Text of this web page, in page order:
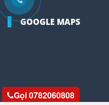
GOOGLE MAPS
Gọi 0782060808